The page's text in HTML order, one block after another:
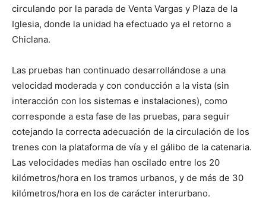
circulando por la parada de Venta Vargas y Plaza de la
Iglesia, donde la unidad ha efectuado ya el retorno a
Chiclana.
Las pruebas han continuado desarrollándose a una
velocidad moderada y con conducción a la vista (sin
interacción con los sistemas e instalaciones), como
corresponde a esta fase de las pruebas, para seguir
cotejando la correcta adecuación de la circulación de los
trenes con la plataforma de vía y el gálibo de la catenaria.
Las velocidades medias han oscilado entre los 20
kilómetros/hora en los tramos urbanos, y de más de 30
kilómetros/hora en los de carácter interurbano.